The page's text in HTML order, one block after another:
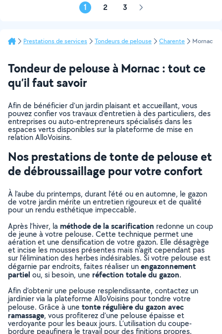
1 2 3 Page
Prestations de services Tondeurs de pelouse Charente Mornac
Tondeur de pelouse à Mornac : tout ce
qu’il faut savoir
Afin de bénéficier d’un jardin plaisant et accueillant, vous
pouvez confier vos travaux d’entretien à des particuliers, des
entreprises ou auto-entrepreneurs spécialisés dans les
espaces verts disponibles sur la plateforme de mise en
relation AlloVoisins.
Nos prestations de tonte de pelouse et
de débroussaillage pour votre confort
À l’aube du printemps, durant l’été ou en automne, le gazon
de votre jardin mérite un entretien rigoureux et de qualité
pour un rendu esthétique impeccable.
Après l’hiver, la méthode de la scarification redonne un coup
de jeune à votre pelouse. Cette technique permet une
aération et une densification de votre gazon. Elle désagrège
et incise les mousses présentes mais n’agit cependant pas
sur l’élimination des herbes indésirables. Si votre pelouse est
dégarnie par endroits, faites réaliser unengazonnement
partiel ou, si besoin, une réfection totale du gazon.
Afin d’obtenir une pelouse resplendissante, contactez un
jardinier via la plateforme AlloVoisins pour tondre votre
pelouse. Grâce à une tonte régulière du gazon avec
ramassage, vous profiterez d’une pelouse épaisse et
verdoyante pour les beaux jours. L’utilisation du coupe-
bordure peaufinera le travail pour des finitions propres.